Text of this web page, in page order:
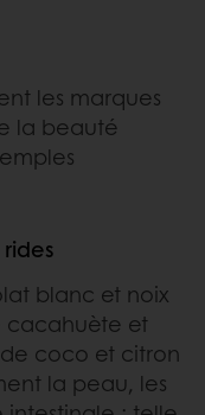
les marques
la beauté
blanc et noix
et
coco et citron
la peau, les